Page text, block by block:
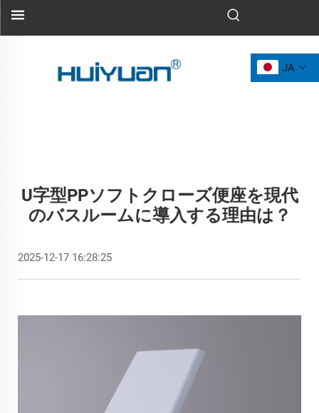
JA
U字型PPソフトクローズ便座を現代
のバスルームに導入する理由は？
2025-12-17 16:28:25